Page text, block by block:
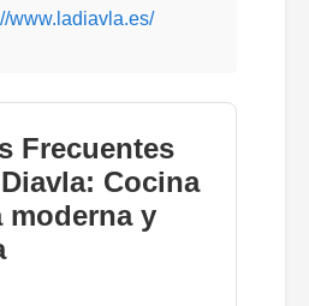
www.ladiavla.es/
Frecuentes
Cocina
moderna y